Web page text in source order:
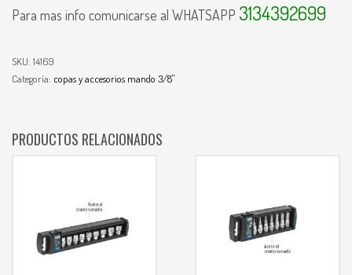
Para mas info comunicarse al WHATSAPP 3134392699
SKU: 14169
Categoría: copas y accesorios mando 3/8"
PRODUCTOS RELACIONADOS